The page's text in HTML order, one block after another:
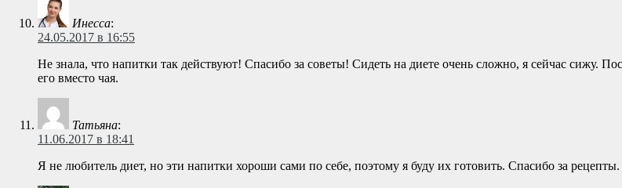
Инесса:
24.05.2017 в 16:55
Не знала, что напитки так действуют! Спасибо за советы! Сидеть на диете очень сложно, я сейчас сижу.
его вместо чая.
Татьяна:
11.06.2017 в 18:41
Я не любитель диет, но эти напитки хороши сами по себе, поэтому я буду их готовить. Спасибо за рецепты.